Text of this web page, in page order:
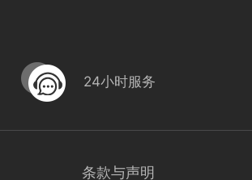
24小时服务
条款与声明